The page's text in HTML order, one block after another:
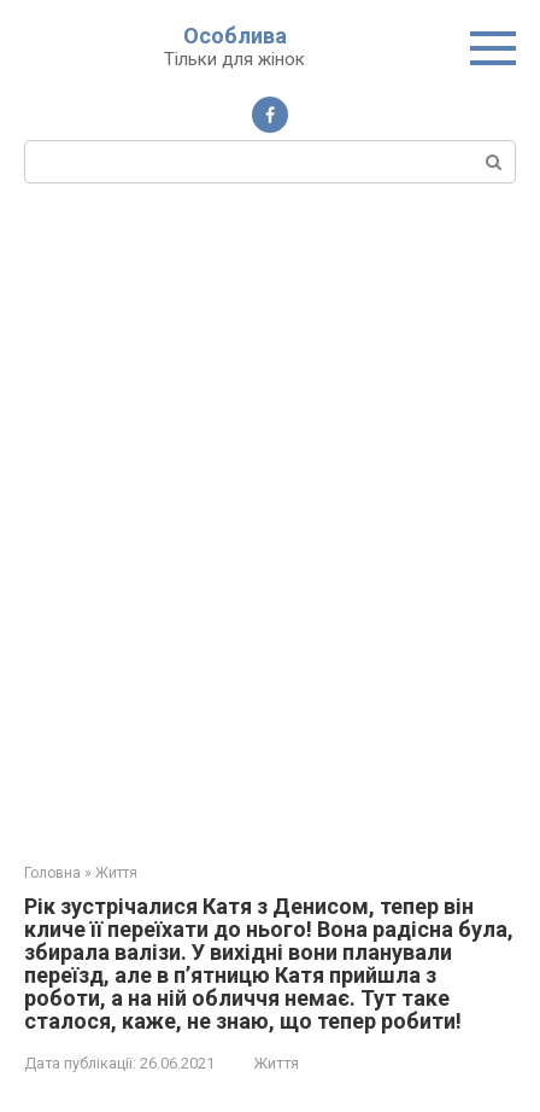
Особлива
Тільки для жінок
Пошук:
Головна » Життя
Рік зустрічалися Катя з Денисом, тепер він
кличе її переїхати до нього! Вона радісна була,
збирала валізи. У вихідні вони планували
переїзд, але в п’ятницю Катя прийшла з
роботи, а на ній обличчя немає. Тут таке
сталося, каже, не знаю, що тепер робити!
Дата публікації: 26.06.2021 Життя